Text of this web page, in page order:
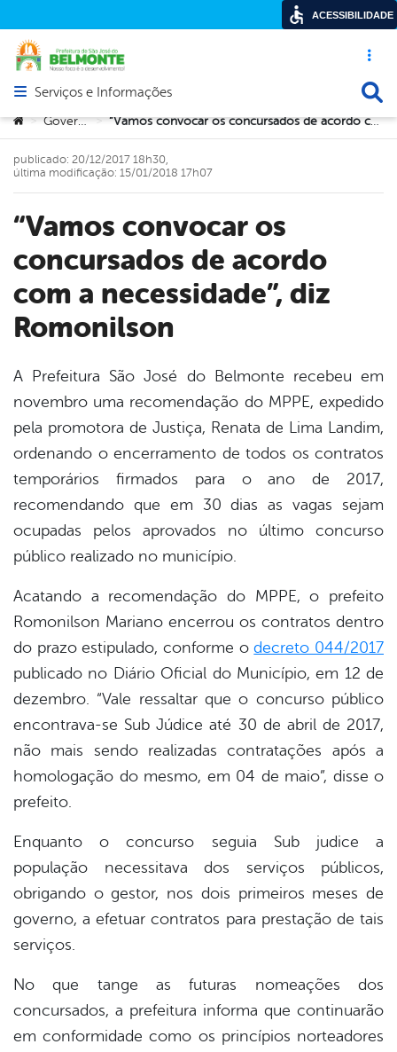
Acesso
Abrir menu principal de navegação
Serviços e Informações
Você está aqui:
> Governo > “Vamos convocar os concursados de acordo com a necessidade”, diz Romonilson
“Vamos convocar os
concursados de acordo
com a necessidade”, diz
Romonilson
publicado: 20/12/2017 18h30,
última modificação: 15/01/2018 17h07
A Prefeitura São José do Belmonte recebeu em
novembro uma recomendação do MPPE, expedido
pela promotora de Justiça, Renata de Lima Landim,
ordenando o encerramento de todos os contratos
temporários firmados para o ano de 2017,
recomendando que em 30 dias as vagas sejam
ocupadas pelos aprovados no último concurso
público realizado no município.
Acatando a recomendação do MPPE, o prefeito
Romonilson Mariano encerrou os contratos dentro
do prazo estipulado, conforme odecreto 044/2017
publicado no Diário Oficial do Município, em 12 de
dezembro. “Vale ressaltar que o concurso público
encontrava-se Sub Júdice até 30 de abril de 2017,
não mais sendo realizadas contratações após a
homologação do mesmo, em 04 de maio”, disse o
prefeito.
Enquanto o concurso seguia Sub judice a
população necessitava dos serviços públicos,
obrigando o gestor, nos dois primeiros meses de
governo, a efetuar contratos para prestação de tais
serviços.
No que tange as futuras nomeações dos
concursados, a prefeitura informa que continuarão
em conformidade como os princípios norteadores
ACESSIBILIDADE